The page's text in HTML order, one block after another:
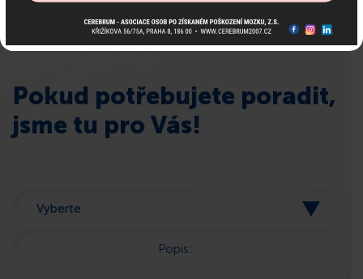
Pokud potřebujete poradit,
jsme tu pro Vás!
Popis: